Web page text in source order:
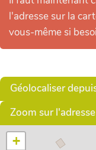
l'adresse sur la
vous-même si
Géolocaliser
Zoom sur
+